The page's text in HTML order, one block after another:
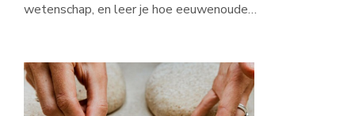
wetenschap, en leer je hoe eeuwenoude…